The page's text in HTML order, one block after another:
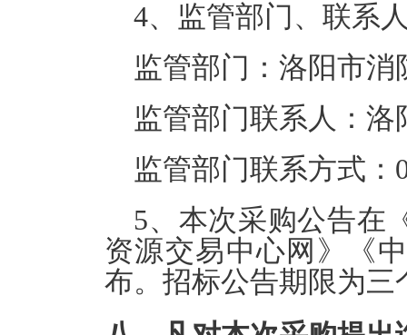
4、监管部门、联系
监管部门：洛阳市消
监管部门联系人：
监管部门联系方式：
5、本次采购公告在
资源交易中心网》《
布。招标公告期限为三